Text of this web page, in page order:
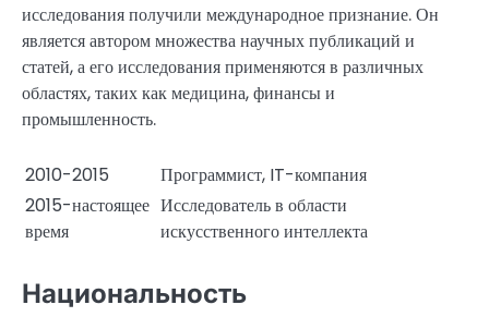
исследования получили международное признание. Он
является автором множества научных публикаций и
статей, а его исследования применяются в различных
областях, таких как медицина, финансы и
промышленность.
2010-2015
Программист, IT-компания
2015-настоящее
время
Исследователь в области
искусственного интеллекта
Национальность